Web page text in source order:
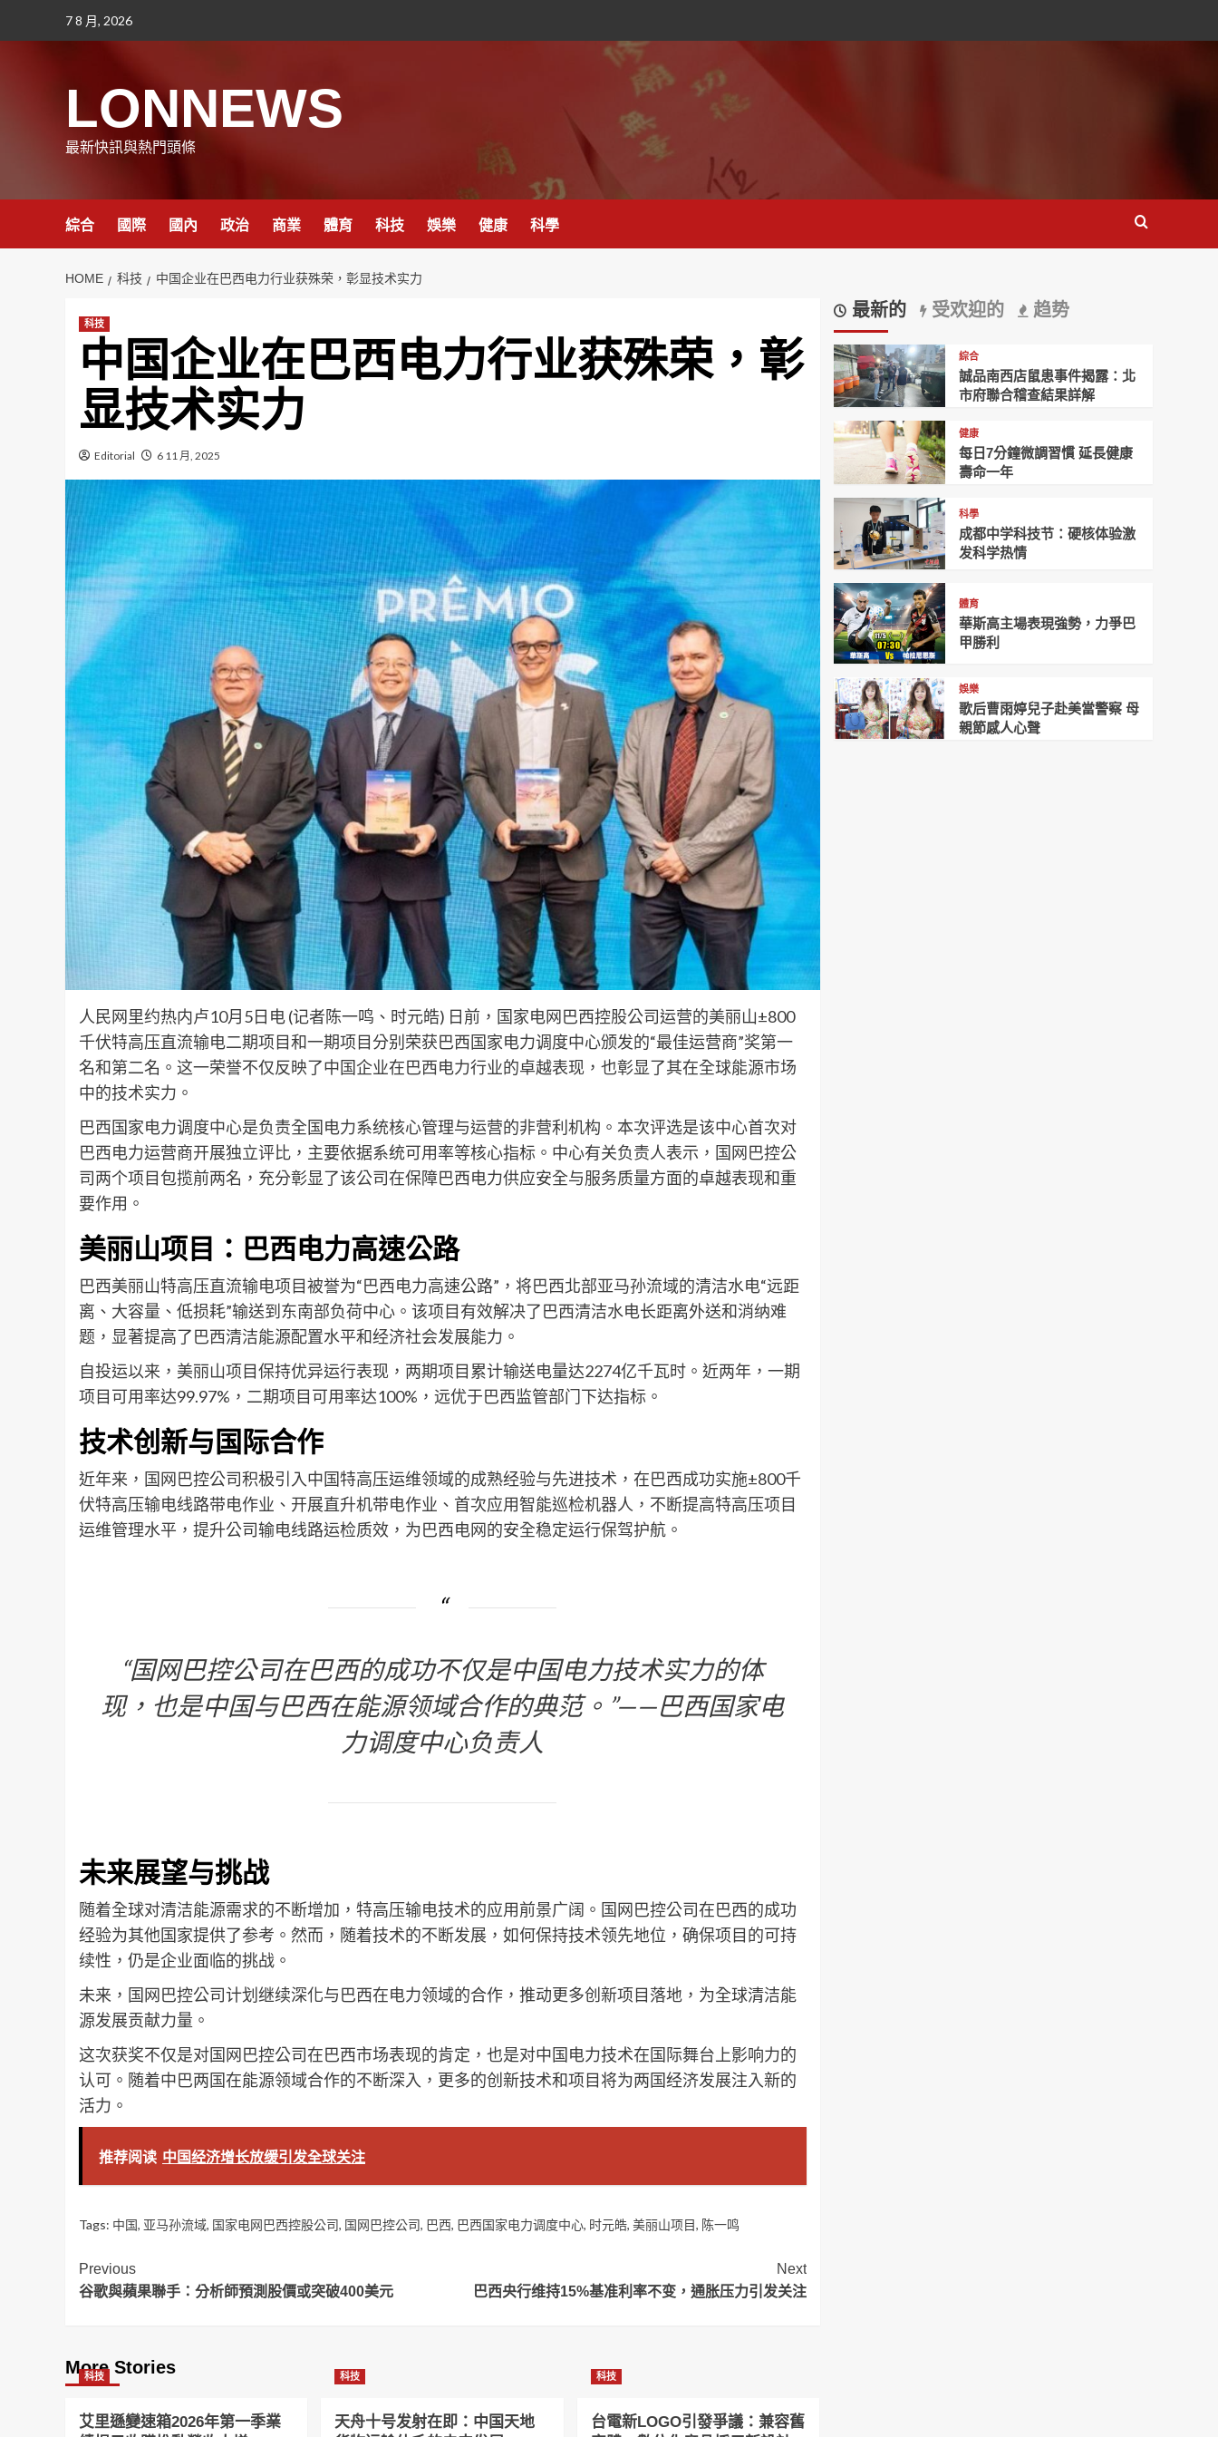
7 8 月, 2026
LONNEWS
最新快訊與熱門頭條
綜合 國際 國內 政治 商業 體育 科技 娛樂 健康 科學
HOME 科技 中国企业在巴西电力行业获殊荣，彰显技术实力
科技
中国企业在巴西电力行业获殊荣，彰
显技术实力
Editorial 6 11 月, 2025
人民网里约热内卢10月5日电 (记者陈一鸣、时元皓) 日前，国家电网巴西控股公司运营的美丽山±800
千伏特高压直流输电二期项目和一期项目分别荣获巴西国家电力调度中心颁发的“最佳运营商”奖第一
名和第二名。这一荣誉不仅反映了中国企业在巴西电力行业的卓越表现，也彰显了其在全球能源市场
中的技术实力。
巴西国家电力调度中心是负责全国电力系统核心管理与运营的非营利机构。本次评选是该中心首次对
巴西电力运营商开展独立评比，主要依据系统可用率等核心指标。中心有关负责人表示，国网巴控公
司两个项目包揽前两名，充分彰显了该公司在保障巴西电力供应安全与服务质量方面的卓越表现和重
要作用。
美丽山项目：巴西电力高速公路
巴西美丽山特高压直流输电项目被誉为“巴西电力高速公路”，将巴西北部亚马孙流域的清洁水电“远距
离、大容量、低损耗”输送到东南部负荷中心。该项目有效解决了巴西清洁水电长距离外送和消纳难
题，显著提高了巴西清洁能源配置水平和经济社会发展能力。
自投运以来，美丽山项目保持优异运行表现，两期项目累计输送电量达2274亿千瓦时。近两年，一期
项目可用率达99.97%，二期项目可用率达100%，远优于巴西监管部门下达指标。
技术创新与国际合作
近年来，国网巴控公司积极引入中国特高压运维领域的成熟经验与先进技术，在巴西成功实施±800千
伏特高压输电线路带电作业、开展直升机带电作业、首次应用智能巡检机器人，不断提高特高压项目
运维管理水平，提升公司输电线路运检质效，为巴西电网的安全稳定运行保驾护航。
“国网巴控公司在巴西的成功不仅是中国电力技术实力的体
现，也是中国与巴西在能源领域合作的典范。”——巴西国家电
力调度中心负责人
未来展望与挑战
随着全球对清洁能源需求的不断增加，特高压输电技术的应用前景广阔。国网巴控公司在巴西的成功
经验为其他国家提供了参考。然而，随着技术的不断发展，如何保持技术领先地位，确保项目的可持
续性，仍是企业面临的挑战。
未来，国网巴控公司计划继续深化与巴西在电力领域的合作，推动更多创新项目落地，为全球清洁能
源发展贡献力量。
这次获奖不仅是对国网巴控公司在巴西市场表现的肯定，也是对中国电力技术在国际舞台上影响力的
认可。随着中巴两国在能源领域合作的不断深入，更多的创新技术和项目将为两国经济发展注入新的
活力。
推荐阅读 中国经济增长放缓引发全球关注
Tags: 中国, 亚马孙流域, 国家电网巴西控股公司, 国网巴控公司, 巴西, 巴西国家电力调度中心, 时元皓, 美丽山项目, 陈一鸣
Post
Navigation
Previous
谷歌與蘋果聯手：分析師預測股價或突破400美元
Next
巴西央行维持15%基准利率不变，通胀压力引发关注
More Stories
科技
艾里遜變速箱2026年第一季業
科技
天舟十号发射在即：中国天地
科技
台電新LOGO引發爭議：兼容舊
最新的 受欢迎的 趋势
綜合
誠品南西店鼠患事件揭露：北
市府聯合稽查結果詳解
健康
每日7分鐘微調習慣 延長健康
壽命一年
科學
成都中学科技节：硬核体验激
发科学热情
體育
華斯高主場表現強勢，力爭巴
甲勝利
娛樂
歌后曹雨婷兒子赴美當警察 母
親節感人心聲